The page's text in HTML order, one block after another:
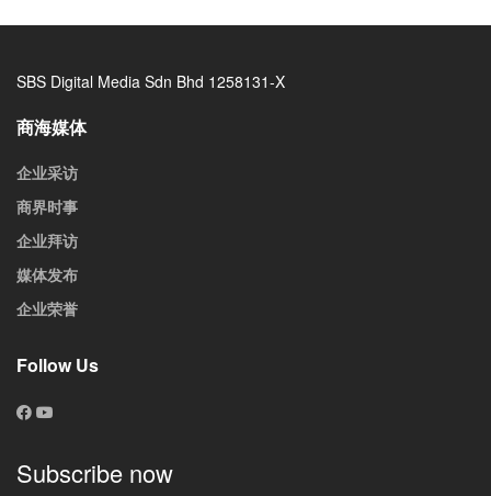
SBS Digital Media Sdn Bhd 1258131-X
商海媒体
企业采访
商界时事
企业拜访
媒体发布
企业荣誉
Follow Us
Subscribe now